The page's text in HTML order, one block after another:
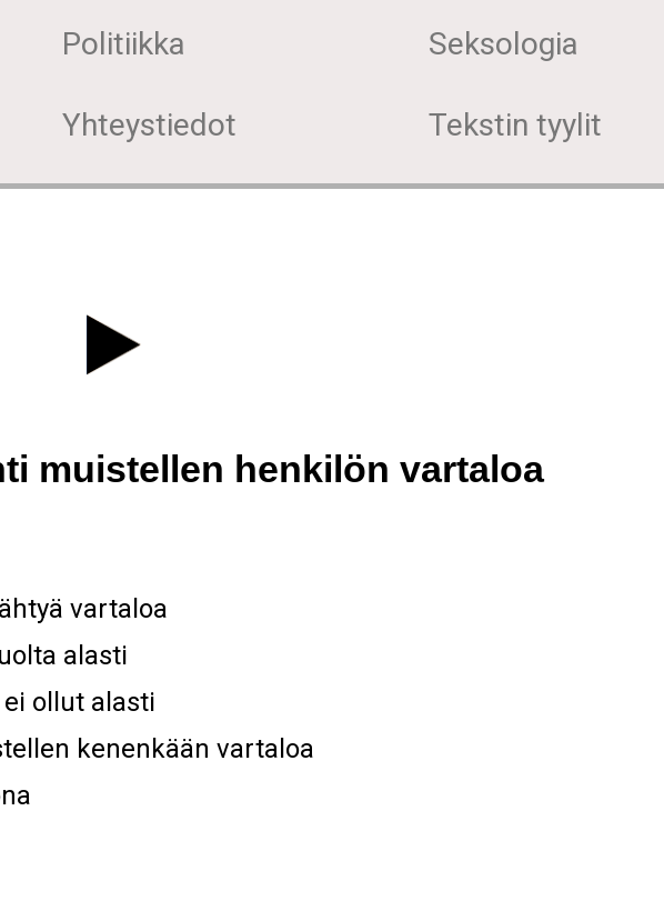
Politiikka
Yhteystiedot
Seksologia
Tekstin tyylit
muistellen henkilön vartaloa
vartaloa
alasti
ollut alasti
kenenkään vartaloa